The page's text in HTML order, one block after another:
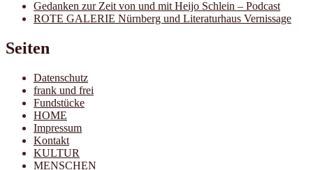
Gedanken zur Zeit von und mit Heijo Schlein – Podcast
ROTE GALERIE Nürnberg und Literaturhaus Vernissage
Seiten
Datenschutz
frank und frei
Fundstücke
HOME
Impressum
Kontakt
KULTUR
MENSCHEN